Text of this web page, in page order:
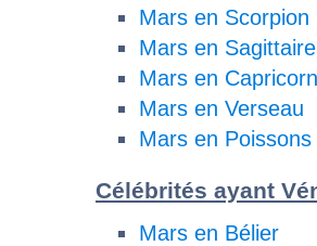
Mars en Scorpion
Mars en Sagittaire
Mars en
Mars en Verseau
Mars en Poissons
Célébrités ayant
Mars en Bélier